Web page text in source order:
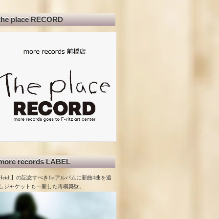
place RECORD
records LABEL
】の記念すべき1stアルバムに新曲4曲を追
ジャケットも一新した再構築盤。